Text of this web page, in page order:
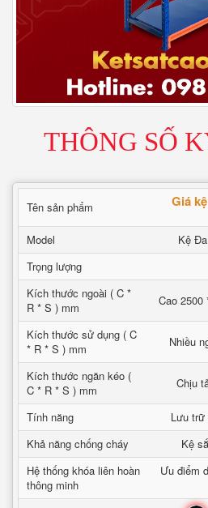
THÔNG SỐ
Tên sản phẩm Giá
Model
Kệ
Trọng lượng
Kích thước ngoài ( C *
R * S ) mm
Cao 2500
Kích thước sử dụng ( C
* R * S ) mm
Nhiều
Kích thước ngăn kéo (
C * R * S ) mm
Chịu
Tính năng
Lưu trữ
Khả năng chống cháy
Kệ
Hệ thống khóa liên hoàn
thông minh
Ưu điểm